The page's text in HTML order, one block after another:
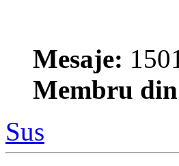
Mesaje:
Membru
Sus